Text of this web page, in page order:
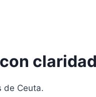
claridad
de Ceuta.